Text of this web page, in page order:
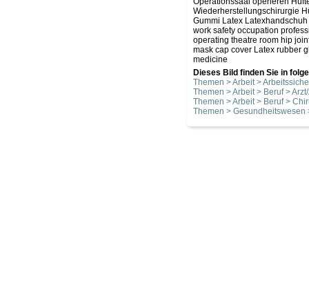
Wiederherstellungschirurgie
Gummi Latex
work safety occupation
operating theatre room hip
mask cap cover Latex rubber
medicine
Dieses Bild finden Sie in
Themen > Arbeit >
Themen > Arbeit > Beruf >
Themen > Arbeit > Beruf >
Themen > Gesundheitswesen